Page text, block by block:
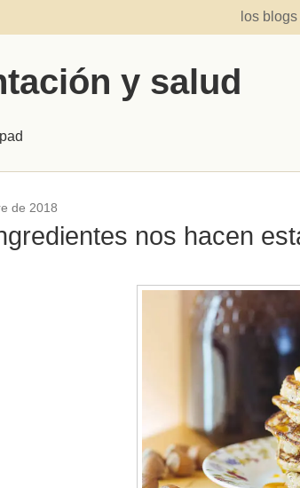
los blogs
y salud
de 2018
nos hacen